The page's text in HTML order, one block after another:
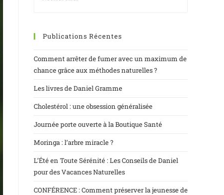
Publications Récentes
Comment arrêter de fumer avec un maximum de
chance grâce aux méthodes naturelles ?
Les livres de Daniel Gramme
Cholestérol : une obsession généralisée
Journée porte ouverte à la Boutique Santé
Moringa : l’arbre miracle ?
L’Été en Toute Sérénité : Les Conseils de Daniel
pour des Vacances Naturelles
CONFÉRENCE : Comment préserver la jeunesse de